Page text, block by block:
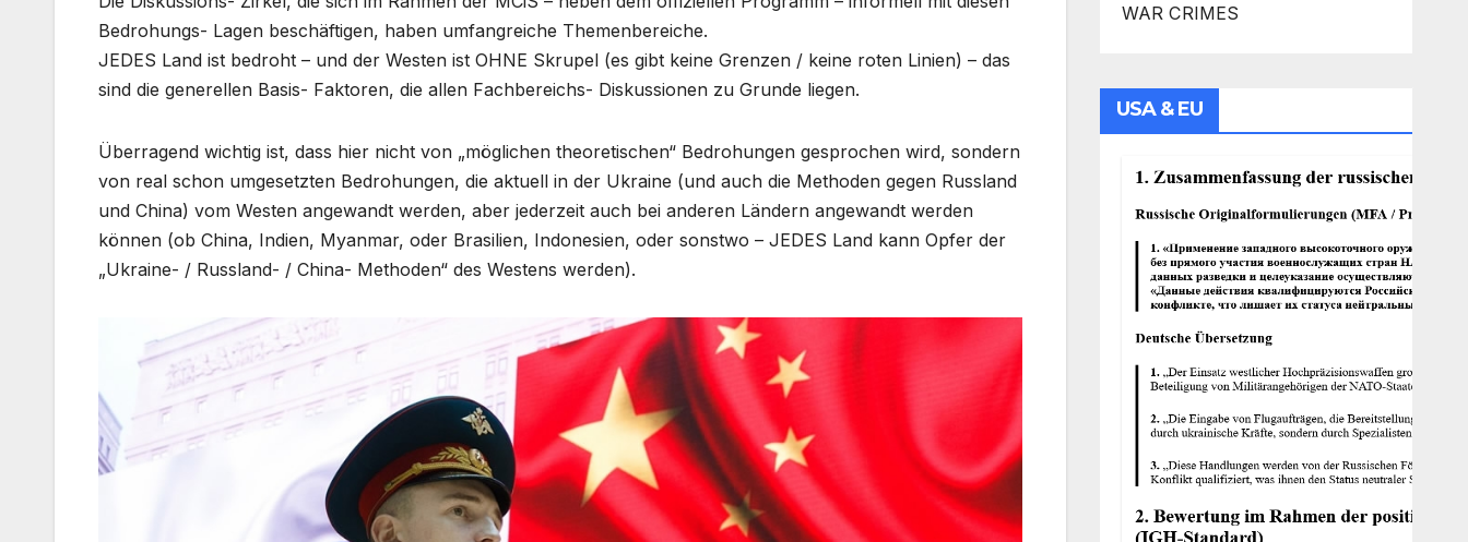
Bedrohungs- Lagen beschäftigen, haben umfangreiche Themenbereiche.
JEDES Land ist bedroht – und der Westen ist OHNE Skrupel (es gibt keine Grenzen / keine roten Linien) – das
sind die generellen Basis- Faktoren, die allen Fachbereichs- Diskussionen zu Grunde liegen.
Überragend wichtig ist, dass hier nicht von „möglichen theoretischen“ Bedrohungen gesprochen wird, sondern
von real schon umgesetzten Bedrohungen, die aktuell in der Ukraine (und auch die Methoden gegen Russland
und China) vom Westen angewandt werden, aber jederzeit auch bei anderen Ländern angewandt werden
können (ob China, Indien, Myanmar, oder Brasilien, Indonesien, oder sonstwo – JEDES Land kann Opfer der
„Ukraine- / Russland- / China- Methoden“ des Westens werden).
WAR CRIMES
USA & EU